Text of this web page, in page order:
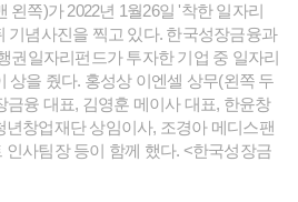
왼쪽)가 2022년 1월26일 '착한 일자리
기념사진을 찍고 있다. 한국성장금융과
권일자리펀드가 투자한 기업 중 일자리
상을 줬다. 홍성상 이엔셀 상무(왼쪽 두
금융 대표, 김영훈 메이사 대표, 한윤창
년창업재단 상임이사, 조경아 메디스팬
사팀장 등이 함께 했다. <한국성장금